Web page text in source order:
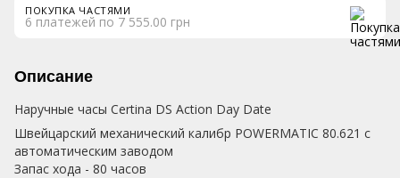
ПОКУПКА ЧАСТЯМИ
6 платежей по 7 555.00 грн
Описание
Наручные часы Certina DS Action Day Date
Швейцарский механический калибр POWERMATIC 80.621 с
автоматическим заводом
Запас хода - 80 часов